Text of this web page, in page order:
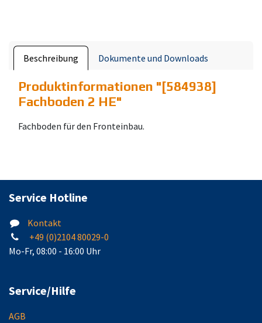
Beschreibung Dokumente und Downloads
Produktinformationen " [584938]
Fachboden 2 HE"
Fachboden für den Fronteinbau.
Service Hotline
Kontakt
+49 (0)2104 80029-0
Mo-Fr, 08:00 - 16:00 Uhr
Service/Hilfe
AGB